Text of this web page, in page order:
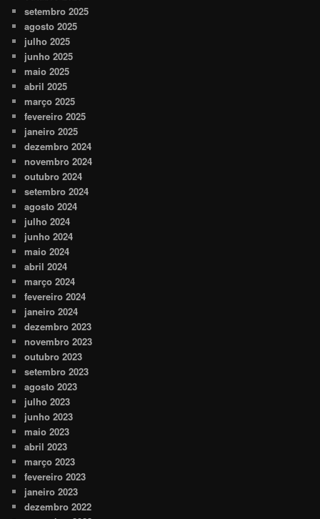
setembro 2025
agosto 2025
julho 2025
junho 2025
maio 2025
abril 2025
março 2025
fevereiro 2025
janeiro 2025
dezembro 2024
novembro 2024
outubro 2024
setembro 2024
agosto 2024
julho 2024
junho 2024
maio 2024
abril 2024
março 2024
fevereiro 2024
janeiro 2024
dezembro 2023
novembro 2023
outubro 2023
setembro 2023
agosto 2023
julho 2023
junho 2023
maio 2023
abril 2023
março 2023
fevereiro 2023
janeiro 2023
dezembro 2022